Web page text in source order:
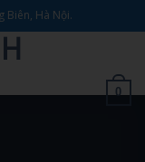
Biên, Hà Nội.
0